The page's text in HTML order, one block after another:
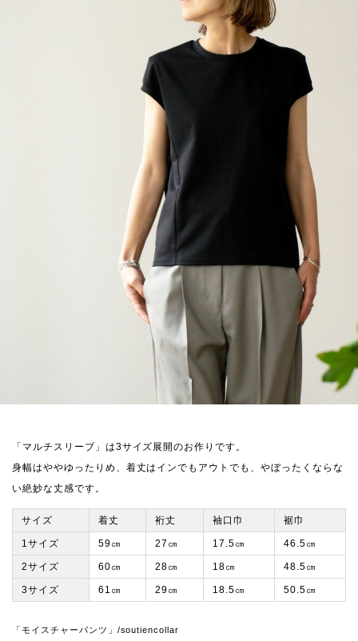
「マルチスリーブ」は3サイズ展開のお作りです。
身幅はややゆったりめ、着丈はインでもアウトでも、やぼったくならな
い絶妙な丈感です。
サイズ 着丈 裄丈 袖口巾 裾巾
1サイズ 59㎝ 27㎝ 17.5㎝ 46.5㎝
2サイズ 60㎝ 28㎝ 18㎝ 48.5㎝
3サイズ 61㎝ 29㎝ 18.5㎝ 50.5㎝
「モイスチャーパンツ」/soutiencollar